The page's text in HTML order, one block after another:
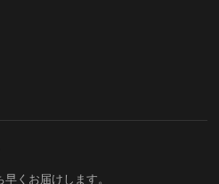
くお届けします。